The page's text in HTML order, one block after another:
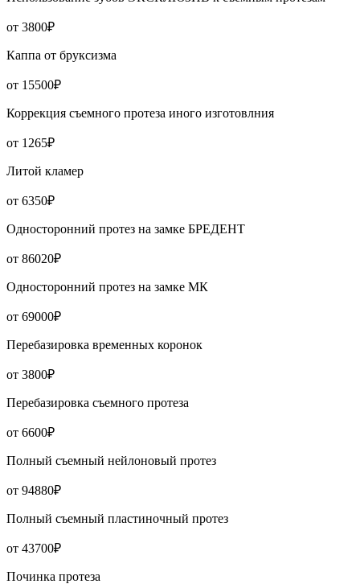
от 3800₽
Каппа от бруксизма
от 15500₽
Коррекция съемного протеза иного изготовлния
от 1265₽
Литой кламер
от 6350₽
Односторонний протез на замке БРЕДЕНТ
от 86020₽
Односторонний протез на замке МК
от 69000₽
Перебазировка временных коронок
от 3800₽
Перебазировка съемного протеза
от 6600₽
Полный съемный нейлоновый протез
от 94880₽
Полный съемный пластиночный протез
от 43700₽
Починка протеза